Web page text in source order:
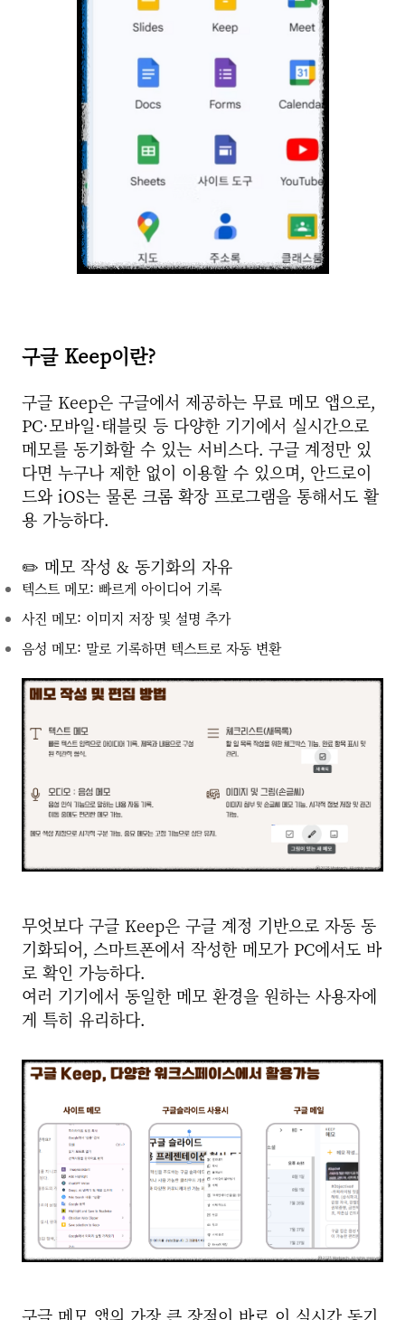
구글 Keep이란?
구글 Keep은 구글에서 제공하는 무료 메모 앱으로,
PC·모바일·태블릿 등 다양한 기기에서 실시간으로
메모를 동기화할 수 있는 서비스다. 구글 계정만 있
다면 누구나 제한 없이 이용할 수 있으며, 안드로이
드와 iOS는 물론 크롬 확장 프로그램을 통해서도 활
용 가능하다.
✏️ 메모 작성 & 동기화의 자유
텍스트 메모: 빠르게 아이디어 기록
사진 메모: 이미지 저장 및 설명 추가
음성 메모: 말로 기록하면 텍스트로 자동 변환
무엇보다 구글 Keep은 구글 계정 기반으로 자동 동
기화되어, 스마트폰에서 작성한 메모가 PC에서도 바
로 확인 가능하다.
여러 기기에서 동일한 메모 환경을 원하는 사용자에
게 특히 유리하다.